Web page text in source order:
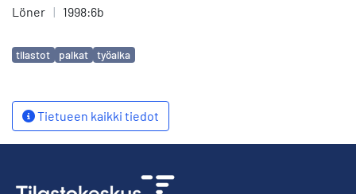
Löner | 1998:6b
Avainsanat
tilastot palkat työaika
Tietueen kaikki tiedot